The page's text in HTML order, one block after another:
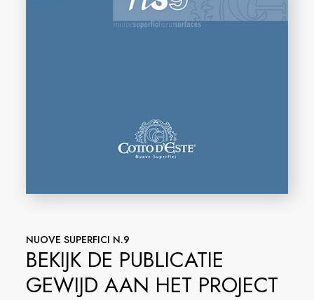
NUOVE SUPERFICI N.9
BEKIJK DE PUBLICATIE
GEWIJD AAN HET PROJECT